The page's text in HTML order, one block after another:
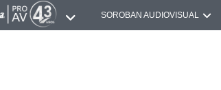
SOROBAN AUDIOVISUAL